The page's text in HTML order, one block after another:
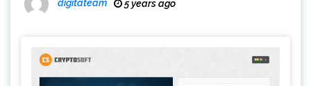
digitateam 5 years ago